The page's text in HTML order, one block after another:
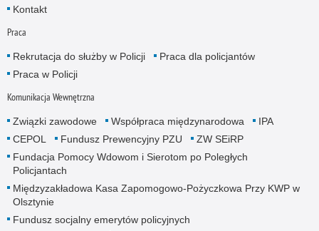
Kontakt
Praca
Rekrutacja do służby w Policji
Praca dla policjantów
Praca w Policji
Komunikacja Wewnętrzna
Związki zawodowe Współpraca międzynarodowa
IPA
CEPOL
Fundusz Prewencyjny PZU
ZW SEiRP
Fundacja Pomocy Wdowom i Sierotom po Poległych
Policjantach
Międzyzakładowa Kasa Zapomogowo-Pożyczkowa Przy KWP w
Olsztynie
Fundusz socjalny emerytów policyjnych